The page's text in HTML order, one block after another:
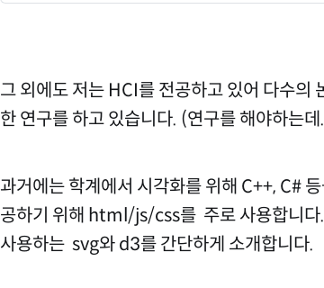
그 외에도 저는 HCI를 전공하고 있어 다수의
한 연구를 하고 있습니다. (연구를 해야하는데
과거에는 학계에서 시각화를 위해 C++, C#
공하기 위해 html/js/css를 주로 사용합니
사용하는 svg와 d3를 간단하게 소개합니다.